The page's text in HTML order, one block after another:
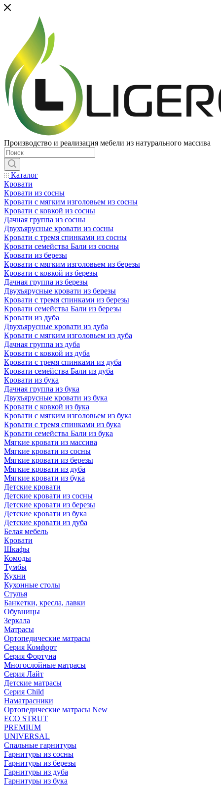
Производство и реализация мебели из натурального массива
Каталог
Кровати
Кровати из сосны
Кровати с мягким изголовьем из сосны
Кровати с ковкой из сосны
Дачная группа из сосны
Двухъярусные кровати из сосны
Кровати с тремя спинками из сосны
Кровати семейства Бали из сосны
Кровати из березы
Кровати с мягким изголовьем из березы
Кровати с ковкой из березы
Дачная группа из березы
Двухъярусные кровати из березы
Кровати с тремя спинками из березы
Кровати семейства Бали из березы
Кровати из дуба
Двухъярусные кровати из дуба
Кровати с мягким изголовьем из дуба
Дачная группа из дуба
Кровати с ковкой из дуба
Кровати с тремя спинками из дуба
Кровати семейства Бали из дуба
Кровати из бука
Дачная группа из бука
Двухъярусные кровати из бука
Кровати с ковкой из бука
Кровати с мягким изголовьем из бука
Кровати с тремя спинками из бука
Кровати семейства Бали из бука
Мягкие кровати из массива
Мягкие кровати из сосны
Мягкие кровати из березы
Мягкие кровати из дуба
Мягкие кровати из бука
Детские кровати
Детские кровати из сосны
Детские кровати из березы
Детские кровати из бука
Детские кровати из дуба
Белая мебель
Кровати
Шкафы
Комоды
Тумбы
Кухни
Кухонные столы
Стулья
Банкетки, кресла, лавки
Обувницы
Зеркала
Матрасы
Ортопедические матрасы
Серия Комфорт
Серия Фортуна
Многослойные матрасы
Серия Лайт
Детские матрасы
Серия Child
Наматрасники
Ортопедические матрасы New
ECO STRUT
PREMIUM
UNIVERSAL
Спальные гарнитуры
Гарнитуры из сосны
Гарнитуры из березы
Гарнитуры из дуба
Гарнитуры из бука